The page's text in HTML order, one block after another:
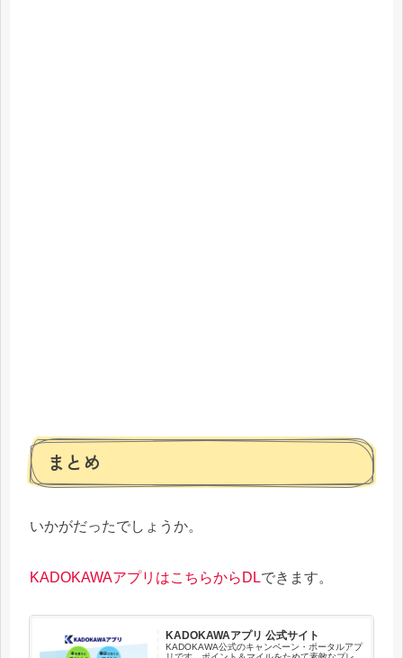
まとめ
いかがだったでしょうか。
KADOKAWAアプリはこちらからDLできます。
KADOKAWAアプリ 公式サイト
KADOKAWA公式のキャンペーン・ポータルアプ